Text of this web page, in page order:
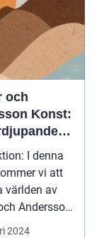
och
Konst:
I denna
vi att
världen av
Andersson
olik...
2024